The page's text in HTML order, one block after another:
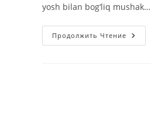
yosh bilan bog‘liq mushak…
Продолжить Чтение